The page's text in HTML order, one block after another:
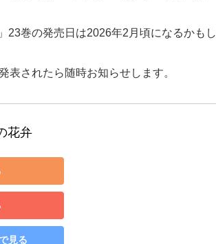
巻の発売日は2026年2月頃になるかもし
表されたら随時お知らせします。
花弁
見る